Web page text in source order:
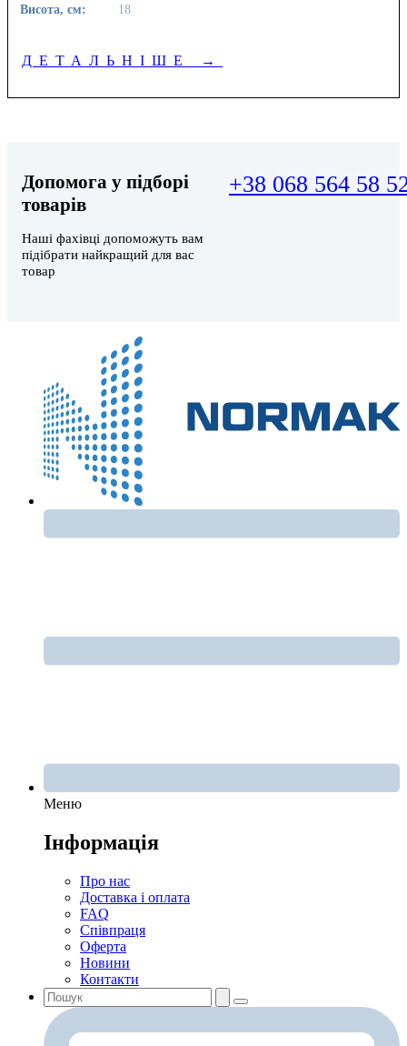
Висота, см:
18
ДЕТАЛЬНІШЕ →
Допомога у підборі
товарів
Наші фахівці допоможуть вам
підібрати найкращий для вас
товар
+38 068 564 58
Меню
Інформація
Про нас
Доставка і оплата
FAQ
Співпраця
Оферта
Новини
Контакти